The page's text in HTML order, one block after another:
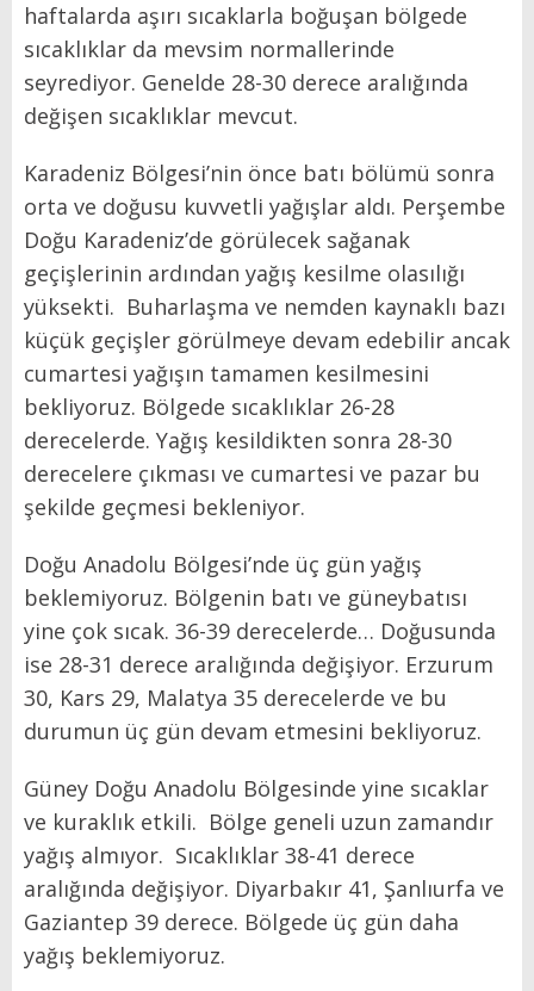
haftalarda aşırı sıcaklarla boğuşan bölgede
sıcaklıklar da mevsim normallerinde
seyrediyor. Genelde 28-30 derece aralığında
değişen sıcaklıklar mevcut.
Karadeniz Bölgesi’nin önce batı bölümü sonra
orta ve doğusu kuvvetli yağışlar aldı. Perşembe
Doğu Karadeniz’de görülecek sağanak
geçişlerinin ardından yağış kesilme olasılığı
yüksekti. Buharlaşma ve nemden kaynaklı bazı
küçük geçişler görülmeye devam edebilir ancak
cumartesi yağışın tamamen kesilmesini
bekliyoruz. Bölgede sıcaklıklar 26-28
derecelerde. Yağış kesildikten sonra 28-30
derecelere çıkması ve cumartesi ve pazar bu
şekilde geçmesi bekleniyor.
Doğu Anadolu Bölgesi’nde üç gün yağış
beklemiyoruz. Bölgenin batı ve güneybatısı
yine çok sıcak. 36-39 derecelerde… Doğusunda
ise 28-31 derece aralığında değişiyor. Erzurum
30, Kars 29, Malatya 35 derecelerde ve bu
durumun üç gün devam etmesini bekliyoruz.
Güney Doğu Anadolu Bölgesinde yine sıcaklar
ve kuraklık etkili. Bölge geneli uzun zamandır
yağış almıyor. Sıcaklıklar 38-41 derece
aralığında değişiyor. Diyarbakır 41, Şanlıurfa ve
Gaziantep 39 derece. Bölgede üç gün daha
yağış beklemiyoruz.